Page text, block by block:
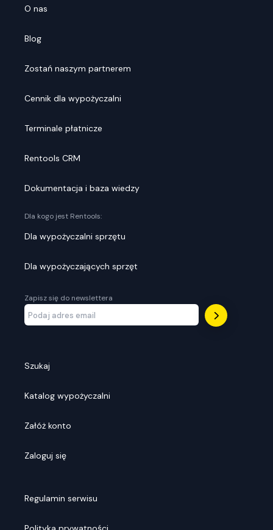
O nas
Blog
Zostań naszym partnerem
Cennik dla wypożyczalni
Terminale płatnicze
Rentools CRM
Dokumentacja i baza wiedzy
Dla kogo jest Rentools:
Dla wypożyczalni sprzętu
Dla wypożyczających sprzęt
Zapisz się do newslettera
Szukaj
Katalog wypożyczalni
Załóż konto
Zaloguj się
Regulamin serwisu